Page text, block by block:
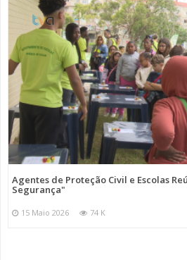
Agentes de Proteção Civil e Escolas
Segurança"
15 Maio 2026 74 K